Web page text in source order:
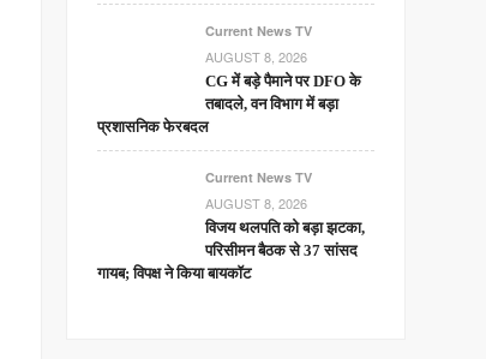
Current News TV
AUGUST 8, 2026
CG में बड़े पैमाने पर DFO के
तबादले, वन विभाग में बड़ा
प्रशासनिक फेरबदल
Current News TV
AUGUST 8, 2026
विजय थलपति को बड़ा झटका,
परिसीमन बैठक से 37 सांसद
गायब; विपक्ष ने किया बायकॉट